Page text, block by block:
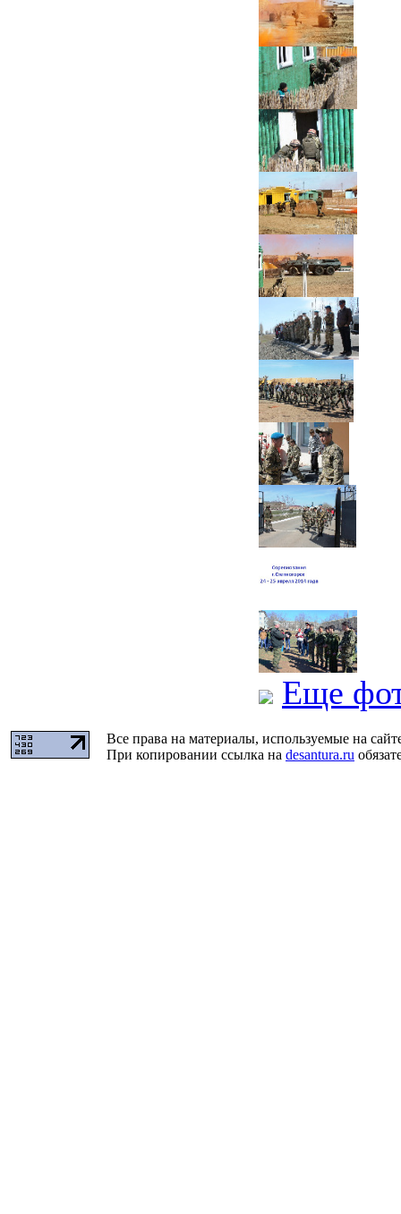
Еще
Все права на материалы, используемые на
При копировании ссылка на desantura.ru